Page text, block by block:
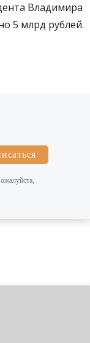
Владимира
5 млрд рублей.